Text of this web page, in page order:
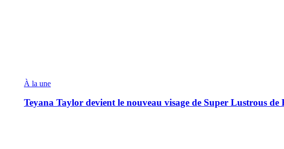
À la une
Teyana Taylor devient le nouveau visage de Super Lustrous de